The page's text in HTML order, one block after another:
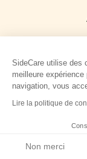
Les
SideCare utilise des
meilleure
navigation, vous
Lire la politique de
Non merci